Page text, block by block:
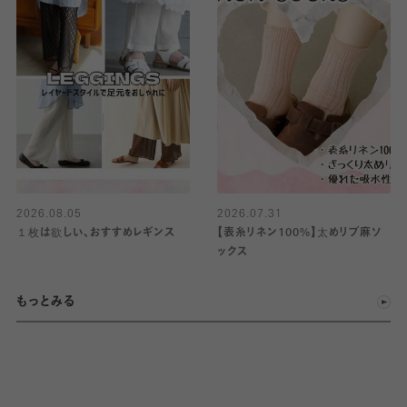
2026.08.05
１枚は欲しい、おすすめレギンス
2026.07.31
【表糸リネン100%】太めリブ麻ソ
ックス
もっとみる